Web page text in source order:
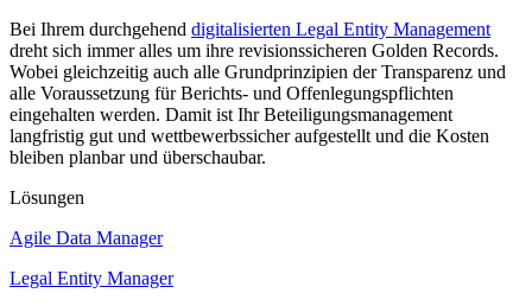
Bei Ihrem durchgehend digitalisierten Legal Entity Management
dreht sich immer alles um ihre revisionssicheren Golden Records.
Wobei gleichzeitig auch alle Grundprinzipien der Transparenz und
alle Voraussetzung für Berichts- und Offenlegungspflichten
eingehalten werden. Damit ist Ihr Beteiligungsmanagement
langfristig gut und wettbewerbssicher aufgestellt und die Kosten
bleiben planbar und überschaubar.
Lösungen
Agile Data Manager
Legal Entity Manager